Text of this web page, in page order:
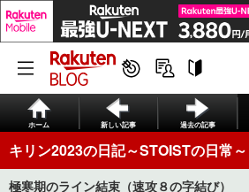
ホーム 新しい記事 過去の記事
キリン2023の日記～STOISTの日常～
極寒期のライン結束（速攻８の字結び）